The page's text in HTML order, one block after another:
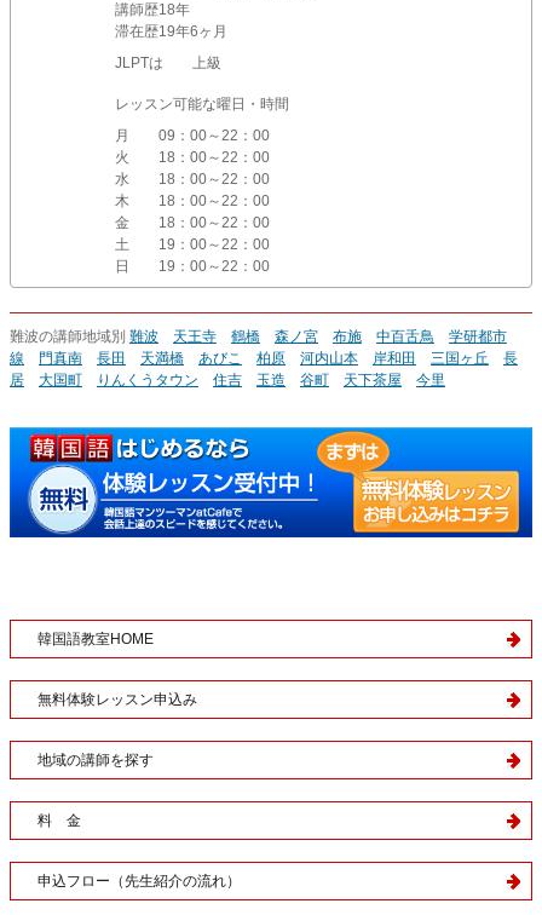
講師歴18年
滞在歴19年6ヶ月
JLPTは 上級
レッスン可能な曜日・時間
月
09：00～22：00
火
18：00～22：00
水
18：00～22：00
木
18：00～22：00
金
18：00～22：00
土
19：00～22：00
日
19：00～22：00
難波の講師地域別 難波 天王寺 鶴橋 森ノ宮 布施 中百舌鳥
学研都市
線
門真南 長田 天満橋 あびこ 柏原 河内山本 岸和田 三国ヶ丘
長
居
大国町 りんくうタウン 住吉 玉造 谷町 天下茶屋 今里
韓国語教室HOME
無料体験レッスン申込み
地域の講師を探す
料 金
申込フロー（先生紹介の流れ）